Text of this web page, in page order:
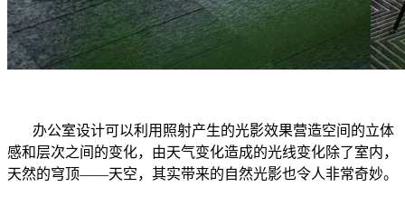
办公室设计可以利用照射产生的光影效果营造空间的立体
感和层次之间的变化，由天气变化造成的光线变化除了室内，
天然的穹顶——天空，其实带来的自然光影也令人非常奇妙。